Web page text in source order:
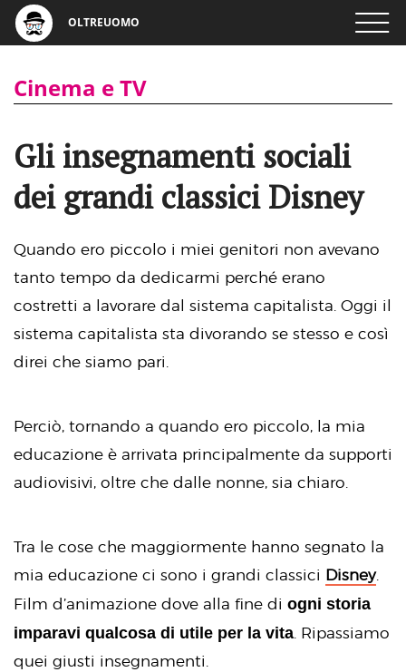
OLTREUOMO
Cinema e TV
Gli insegnamenti sociali
dei grandi classici Disney
Quando ero piccolo i miei genitori non avevano
tanto tempo da dedicarmi perché erano
costretti a lavorare dal sistema capitalista. Oggi il
sistema capitalista sta divorando se stesso e così
direi che siamo pari.
Perciò, tornando a quando ero piccolo, la mia
educazione è arrivata principalmente da supporti
audiovisivi, oltre che dalle nonne, sia chiaro.
Tra le cose che maggiormente hanno segnato la
mia educazione ci sono i grandi classici Disney.
Film d’animazione dove alla fine di ogni storia
imparavi qualcosa di utile per la vita. Ripassiamo
quei giusti insegnamenti.